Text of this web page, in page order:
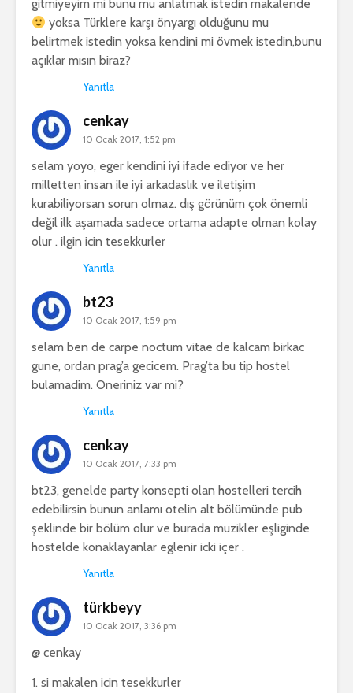
gitmiyeyim mi bunu mu anlatmak istedin makalende
yoksa Türklere karşı önyargı olduğunu mu
belirtmek istedin yoksa kendini mi övmek istedin,bunu
açıklar mısın biraz?
Yanıtla
cenkay
10 Ocak 2017, 1:52 pm
selam yoyo, eger kendini iyi ifade ediyor ve her
milletten insan ile iyi arkadaslık ve iletişim
kurabiliyorsan sorun olmaz. dış görünüm çok önemli
değil ilk aşamada sadece ortama adapte olman kolay
olur . ilgin icin tesekkurler
Yanıtla
bt23
10 Ocak 2017, 1:59 pm
selam ben de carpe noctum vitae de kalcam birkac
gune, ordan prag’a gecicem. Prag’ta bu tip hostel
bulamadim. Oneriniz var mi?
Yanıtla
cenkay
10 Ocak 2017, 7:33 pm
bt23, genelde party konsepti olan hostelleri tercih
edebilirsin bunun anlamı otelin alt bölümünde pub
şeklinde bir bölüm olur ve burada muzikler eşliginde
hostelde konaklayanlar eglenir icki içer .
Yanıtla
türkbeyy
10 Ocak 2017, 3:36 pm
@ cenkay
1. si makalen icin tesekkurler